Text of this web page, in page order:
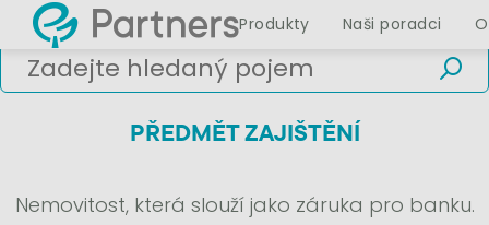
Produkty Naši poradci
PŘEDMĚT ZAJIŠTĚNÍ
Nemovitost, která slouží jako záruka pro banku.